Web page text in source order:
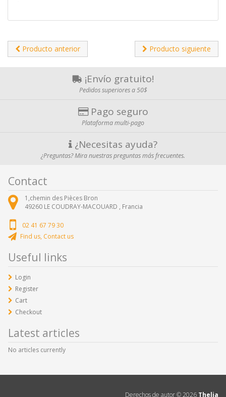
Producto anterior Producto siguiente
¡Envío gratuito!
Pedidos superiores a 50$
Pago seguro
Plataforma multi-pago
¿Necesitas ayuda?
¿Preguntas? Mira nuestras preguntas más frecuentes.
Contact
1,chemin des Pièces Bron
49260 LE COUDRAY-MACOUARD , Francia
02 41 67 79 30
Find us, Contact us
Useful links
Login
Register
Cart
Checkout
Latest articles
No articles currently
Derechos de autor ©2026 Thelia